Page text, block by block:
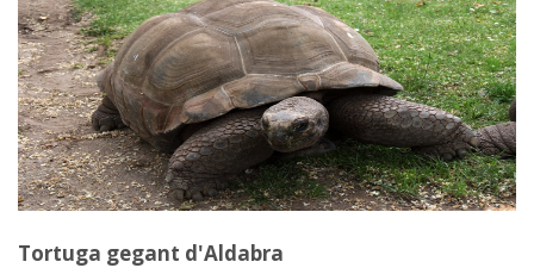
Tortuga gegant d'Aldabra